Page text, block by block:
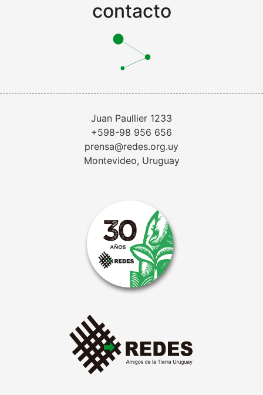
contacto
Juan Paullier 1233
+598-98 956 656
prensa@redes.org.uy
Montevideo, Uruguay